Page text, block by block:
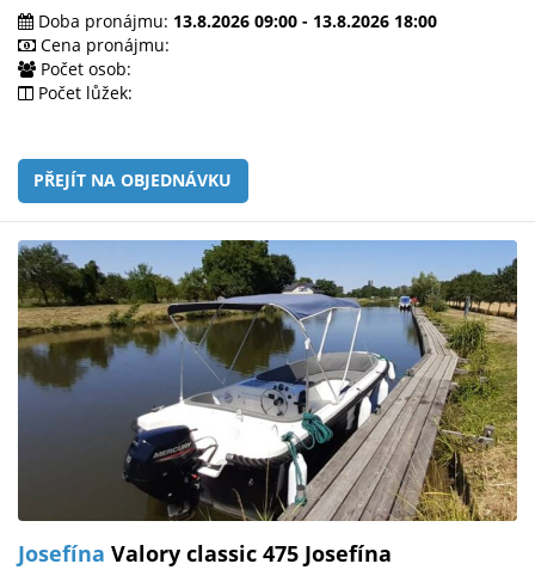
Doba pronájmu: 13.8.2026 09:00 - 13.8.2026 18:00
Cena pronájmu:
Počet osob:
Počet lůžek:
PŘEJÍT NA OBJEDNÁVKU
Josefína Valory classic 475 Josefína